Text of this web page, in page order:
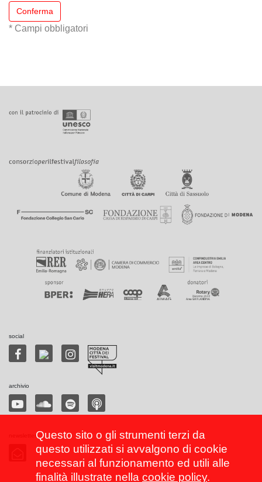
Conferma
* Campi obbligatori
social
archivio
Questo sito o gli strumenti terzi da
questo utilizzati si avvalgono di cookie
necessari al funzionamento ed utili alle
finalità illustrate nella cookie policy.